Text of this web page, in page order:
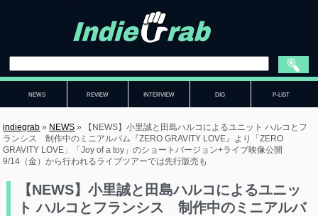
NEWS REVIEW INTERVIEW DIG P-LIST
indiegrab » NEWS »
【NEWS】小里誠と田島ハルコによるユニット ハルコとフ
ランシス 制作中のミニアルバム『ZERO GRAVITY LOVE』より「ZERO
GRAVITY LOVE」「Joy of a toy」のショートバージョン+ライブ映像公開
9/14（金）から行われるライブツアーでは先行販売も
【NEWS】小里誠と田島ハルコによるユニッ
ト ハルコとフランシス 制作中のミニアルバ